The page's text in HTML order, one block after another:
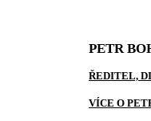
PETR
ŘEDITEL,
VÍCE O